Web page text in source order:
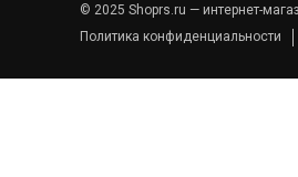
© 2025 Shoprs.ru — интернет-
Политика конфиденциальности